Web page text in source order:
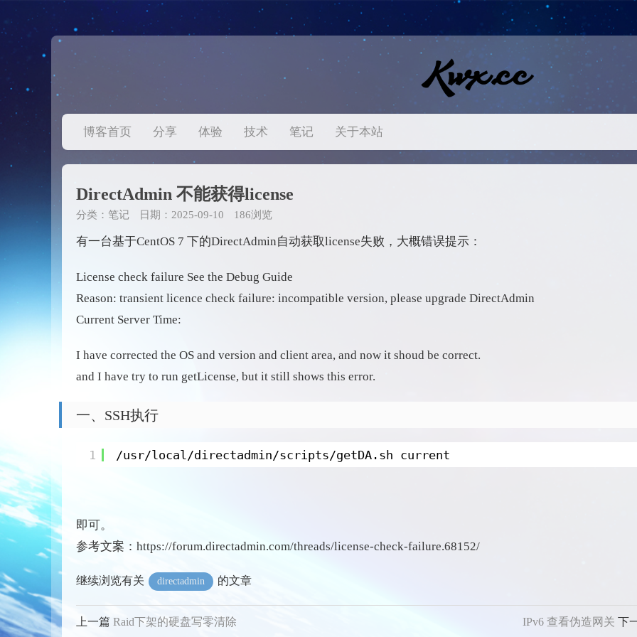
博客首页 分享 体验 技术 笔记 关于本站
DirectAdmin 不能获得license
分类： 笔记 日期：2025-09-10 186浏览
有一台基于CentOS 7 下的DirectAdmin自动获取license失败，大概错误提示：
License check failure See the Debug Guide
Reason: transient licence check failure: incompatible version, please upgrade DirectAdmin
Current Server Time:
I have corrected the OS and version and client area, and now it shoud be correct.
and I have try to run getLicense, but it still shows this error.
一、SSH执行
1 /usr/local/directadmin/scripts/getDA .sh current
即可。
参考文案：https://forum.directadmin.com/threads/license-check-failure.68152/
继续浏览有关 directadmin 的文章
上一篇 Raid下架的硬盘写零清除 IPv6 查看伪造网关 下